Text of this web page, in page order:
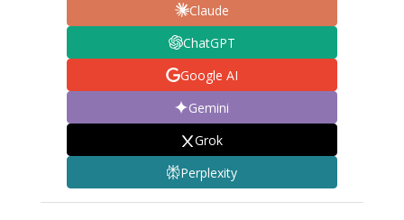
Claude
ChatGPT
Google AI
Gemini
Grok
Perplexity